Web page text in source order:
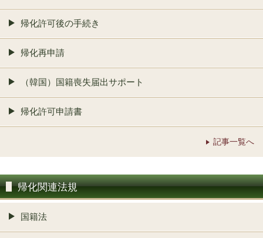
帰化許可後の手続き
帰化再申請
（韓国）国籍喪失届出サポート
帰化許可申請書
記事一覧へ
帰化関連法規
国籍法